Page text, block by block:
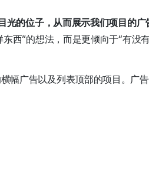
光的位子，从而展示我们项目的
西”的想法，而是更倾向于“有没
幅广告以及列表顶部的项目。广